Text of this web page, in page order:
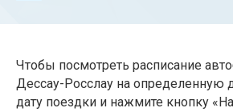
Чтобы посмотреть расписание
Дессау-Росслау на определенную
дату поездки и нажмите кнопку